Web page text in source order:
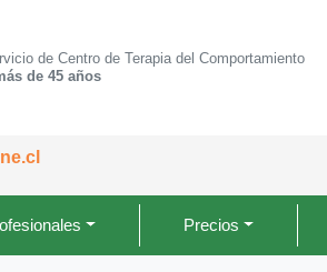
de Centro de Terapia del Comportamiento
de 45 años
Precios